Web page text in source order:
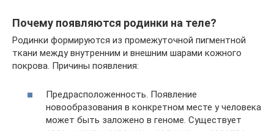
Почему появляются родинки на теле?
Родинки формируются из промежуточной пигментной
ткани между внутренним и внешним шарами кожного
покрова. Причины появления:
Предрасположенность. Появление
новообразования в конкретном месте у человека
может быть заложено в геноме. Существует